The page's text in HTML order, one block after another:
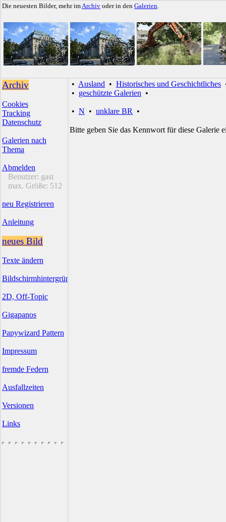
Die neuesten Bilder, mehr imArchiv oder in den Galerien.
Archiv
Cookies
Tracking
Datenschutz
Galerien nach
Thema
Abmelden
Benutzer: gast
max. Größe: 512
neu Registrieren
Anleitung
neues Bild
Texte ändern
Bildschirmhintergründe
2D, Off-Topic
Gigapanos
Papywizard Pattern
Impressum
fremde Federn
Ausfallzeiten
Versionen
Links
• Ausland • Historisches und Geschichtliches
• geschützte Galerien •
• N • unklare BR •
Bitte geben Sie das Kennwort für diese Galerie